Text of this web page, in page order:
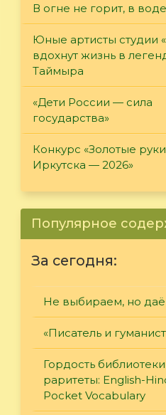
В огне не горит, в
Юные артисты студии
вдохнут жизнь в
Таймыра
«Дети России — сила
государства»
Конкурс «Золотые руки
Иркутска — 2026»
Популярное
За сегодня:
Не выбираем, но
«Писатель и
Гордость
раритеты: English-
Pocket Vocabulary